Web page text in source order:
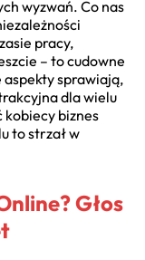
wyzwań. Co nas
pracy,
– to cudowne
aspekty sprawiają,
dla wielu
kobiecy biznes
to strzał w
Głos